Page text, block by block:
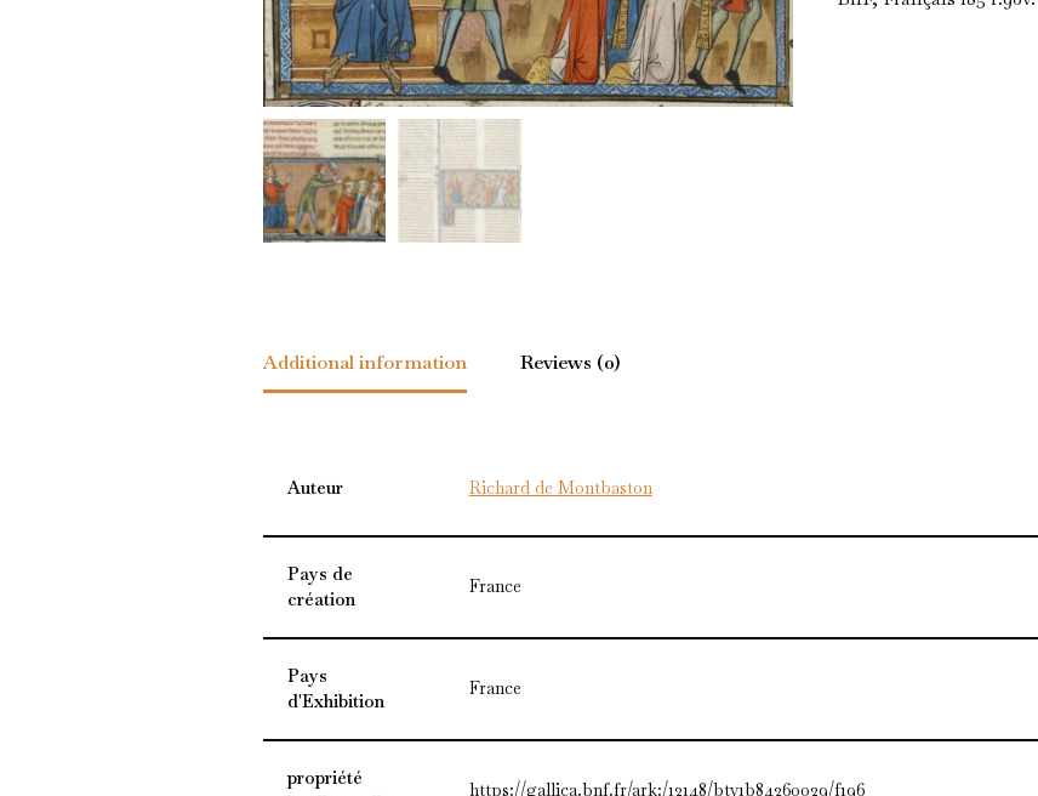
Additional information Reviews (0)
Auteur Richard de Montbaston
Pays de
création
France
Pays
d'Exhibition
France
propriété
https://gallica.bnf.fr/ark:/12148/btv1b84260029/f196